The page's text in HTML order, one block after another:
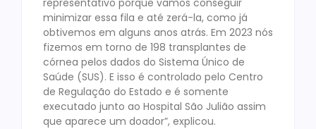
minimizar essa fila e até zerá-la, como já
obtivemos em alguns anos atrás. Em 2023 nós
fizemos em torno de 198 transplantes de
córnea pelos dados do Sistema Único de
Saúde (SUS). E isso é controlado pelo Centro
de Regulação do Estado e é somente
executado junto ao Hospital São Julião assim
que aparece um doador”, explicou.